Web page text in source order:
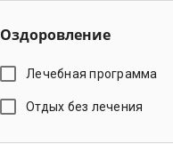
Оздоровление
Лечебная программа
Отдых без лечения